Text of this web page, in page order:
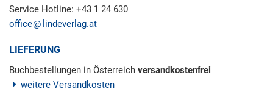
Service Hotline: +43 1 24 630
office
lindeverlag.at
LIEFERUNG
Buchbestellungen in Österreich versandkostenfrei
weitere Versandkosten